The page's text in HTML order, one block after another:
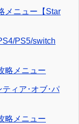
メニュー【Star
PS5/switch
略メニュー
ティア･オブ･パ
略メニュー